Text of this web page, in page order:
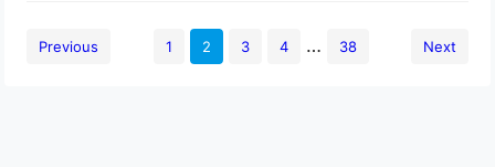
Previous 1 2 3 4 … 38 Next